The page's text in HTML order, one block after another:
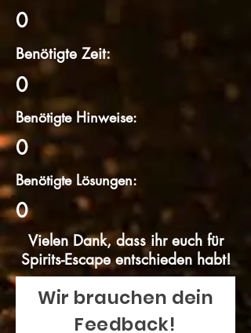
0
Benötigte Zeit:
0
Benötigte Hinweise:
0
Benötigte Lösungen:
0
Vielen Dank, dass ihr euch für
Spirits-Escape entschieden habt!
Wir brauchen dein
Feedback!